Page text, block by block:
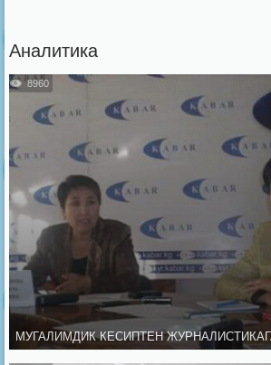
Аналитика
8960
МУГАЛИМДИК КЕСИПТЕН